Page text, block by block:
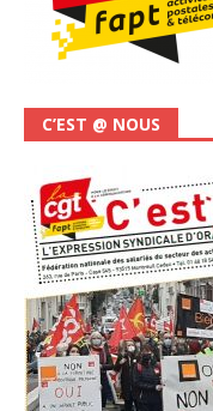
C’EST @ NOUS